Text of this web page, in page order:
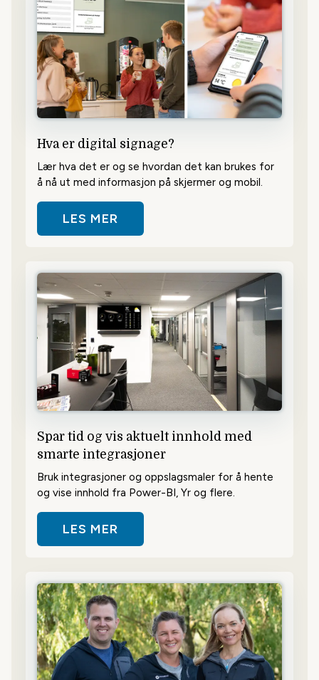
Hva er digital signage?
Lær hva det er og se hvordan det kan brukes for
å nå ut med informasjon på skjermer og mobil.
LES MER
OM HVA ER DIGITAL SIGNAGE?
Spar tid og vis aktuelt innhold med
smarte integrasjoner
Bruk integrasjoner og oppslagsmaler for å hente
og vise innhold fra Power-BI, Yr og flere.
LES MER
OM SPAR TID OG VIS AKTUELT